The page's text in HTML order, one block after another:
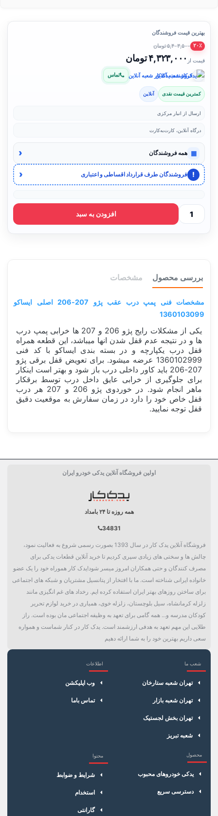
بهترین قیمت فروشندگان
۲۰٪ ۵,۴۰۳,۵۰۰ تومان
قیمت از ۴,۳۲۳,۰۰۰ تومان
فروشنده: یدک‌کار شعبه آنلاین تماس
کمترین قیمت نقدی آنلاین
ارسال از انبار مرکزی
درگاه آنلاین، کارت‌به‌کارت
▦ همه فروشندگان ‹
! فروشندگان طرف قرارداد اقساطی و اعتباری ‹
افزودن به سبد
بررسی محصول مشخصات
مشخصات فنی پمپ درب عقب پژو 207-206 اصلی ایساکو
1360103099
یکی از مشکلات رایج پژو 206 و 207 ها خرابی پمپ درب
ها و در نتیجه عدم قفل شدن انها میباشد، این قطعه همراه
قفل درب یکپارچه و در بسته بندی ایساکو با کد فنی
1360102999 عرضه میشود. برای تعویض قفل برقی پژو
207-206 باید کاور داخلی درب باز شود و بهتر است اینکار
برای جلوگیری از خرابی عایق داخل درب توسط برقکار
ماهر انجام شود. در خوردوی پژو 206 و 207 هر درب
قفل خاص خود را دارد در زمان سفارش به موقعیت دقیق
قفل توجه نمایید.
تسمه
اولین فروشگاه آنلاین یدکی خودرو ایران
همه روزه تا ۲۴ بامداد
34831
فروشگاه آنلاین یدک کار در سال 1393 بصورت رسمی شروع به فعالیت نمود،
چالش ها و سختی های زیادی سپری کردیم تا خرید آنلاین قطعات یدکی برای
مصرف کنندگان و حتی همکاران امروز میسر شود!یدک کار هموراه خود را یک عضو
خانواده ایرانی شناخته است. ما با افتخار از پتانسیل مشتریان و شبکه های اجتماعی
برای ساختن روزهای بهتر ایران استفاده کرده ایم. رخداد های غم انگیزی مانند
زلزله کرمانشاه، سیل بلوچستان، زلزله خوی، همیاری در خرید لوازم تحریر
کودکان مدرسه و... همه گامی برای تعهد به وظیفه اجتماعی مان بوده است. راز
طلایی این مهم تعهد به هدفی ارزشمند است. یدک کار در کنار شماست و همواره
سعی داریم بهترین خود را به شما ارائه دهیم
شعب ما
تهران شعبه ستارخان
تهران شعبه بازار
تهران بخش لجستیک
شعبه تبریز
اطلاعات
وب اپلیکشن
تماس باما
محصول
یدکی خودروهای محبوب
دسترسی سریع
محتوا
شرایط و ضوابط
استخدام
گارانتی
×